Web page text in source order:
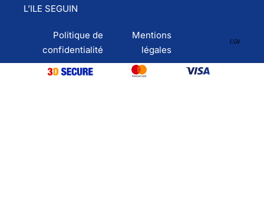
L’ILE SEGUIN
Politique de
confidentialité
Mentions
légales
CGV